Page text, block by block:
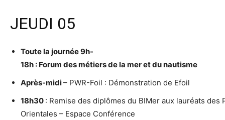
JEUDI 05
Toute la journée 9h-
18h : Forum des métiers de la mer et du nautisme
Après-midi– PWR-Foil : Démonstration de Efoil
18h30 : Remise des diplômes du BIMer aux lauréats des
Orientales – Espace Conférence